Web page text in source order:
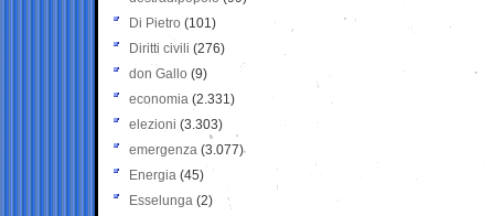
Di Pietro (101)
Diritti civili (276)
don Gallo (9)
economia (2.331)
elezioni (3.303)
emergenza (3.077)
Energia (45)
Esselunga (2)